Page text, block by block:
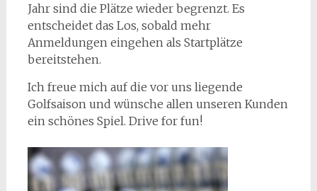
Jahr sind die Plätze wieder begrenzt. Es
entscheidet das Los, sobald mehr
Anmeldungen eingehen als Startplätze
bereitstehen.
Ich freue mich auf die vor uns liegende
Golfsaison und wünsche allen unseren Kunden
ein schönes Spiel. Drive for fun!